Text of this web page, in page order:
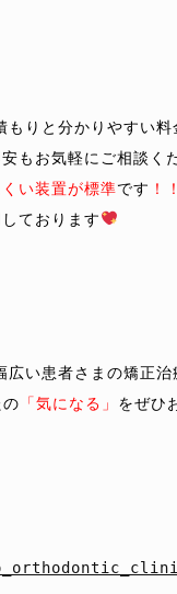
もりと分かりやすい
もお気軽にご相談く
い装置が標準です ！
ております
広い患者さまの矯正
「気になる」 をぜひ